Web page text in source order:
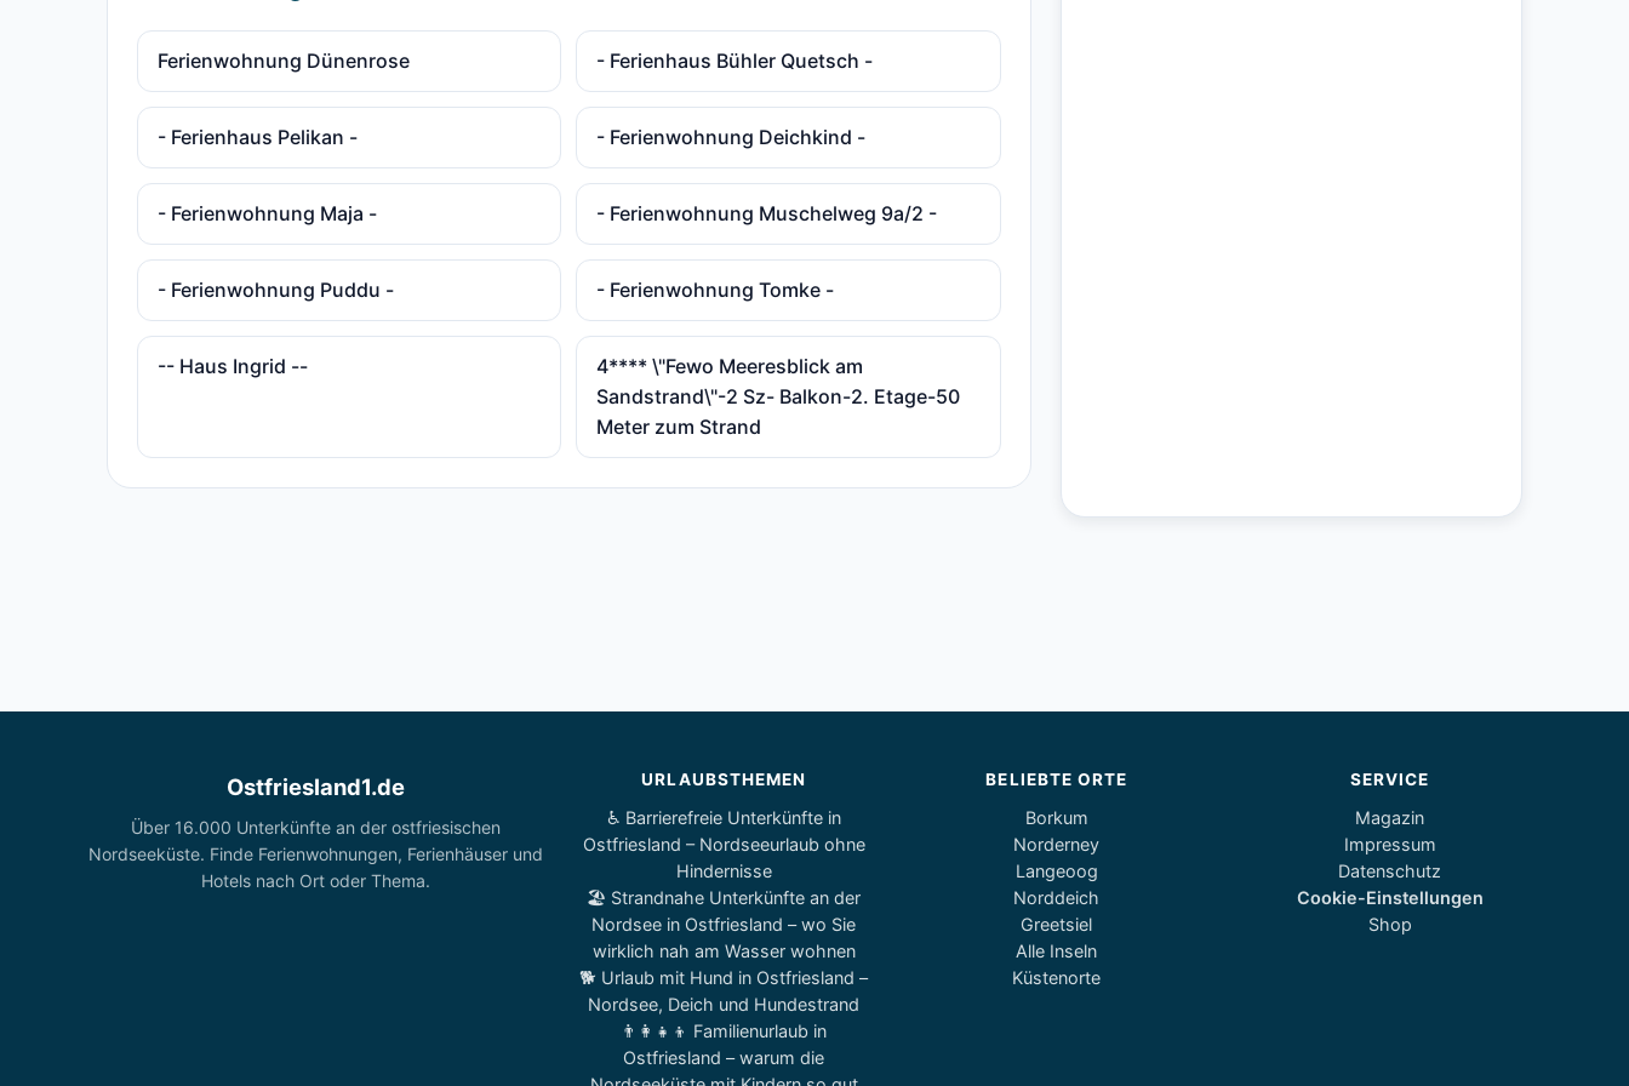
Ferienwohnung Dünenrose - Ferienhaus Bühler Quetsch -
- Ferienhaus Pelikan - - Ferienwohnung Deichkind -
- Ferienwohnung Maja - - Ferienwohnung Muschelweg 9a/2 -
- Ferienwohnung Puddu - - Ferienwohnung Tomke -
-- Haus Ingrid --
4**** \"Fewo Meeresblick am
Sandstrand\"-2 Sz- Balkon-2. Etage-50
Meter zum Strand
Ostfriesland1.de
Über 16.000 Unterkünfte an der ostfriesischen
Nordseeküste. Finde Ferienwohnungen, Ferienhäuser und
Hotels nach Ort oder Thema.
URLAUBSTHEMEN
♿ Barrierefreie Unterkünfte in
Ostfriesland – Nordseeurlaub ohne
Hindernisse
🏖️ Strandnahe Unterkünfte an der
Nordsee in Ostfriesland – wo Sie
wirklich nah am Wasser wohnen
🐕 Urlaub mit Hund in Ostfriesland –
Nordsee, Deich und Hundestrand
👨‍👩‍👧‍👦 Familienurlaub in
Ostfriesland – warum die
BELIEBTE ORTE
Borkum
Norderney
Langeoog
Norddeich
Greetsiel
Alle Inseln
Küstenorte
SERVICE
Magazin
Impressum
Datenschutz
Cookie-Einstellungen
Shop